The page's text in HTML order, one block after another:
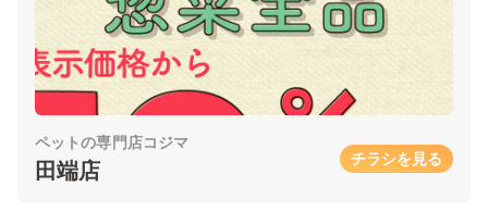
ペットの専門店コジマ
田端店 チラシを見る